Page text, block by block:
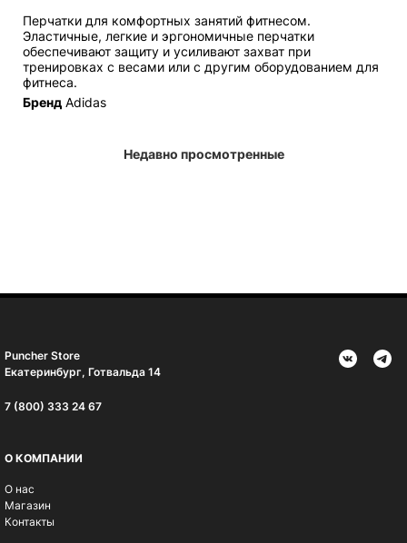
Перчатки для комфортных занятий фитнесом.
Эластичные, легкие и эргономичные перчатки
обеспечивают защиту и усиливают захват при
тренировках с весами или с другим оборудованием для
фитнеса.
Бренд Adidas
Недавно просмотренные
Puncher Store
Екатеринбург, Готвальда 14
7 (800) 333 24 67
О КОМПАНИИ
О нас
Магазин
Контакты